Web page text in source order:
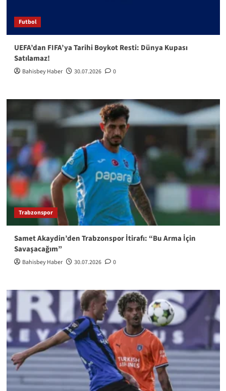
Futbol
UEFA’dan FIFA’ya Tarihi Boykot Resti: Dünya Kupası
Satılamaz!
Bahisbey Haber 30.07.2026 0
Trabzonspor
Samet Akaydin’den Trabzonspor İtirafı: “Bu Arma İçin
Savaşacağım”
Bahisbey Haber 30.07.2026 0